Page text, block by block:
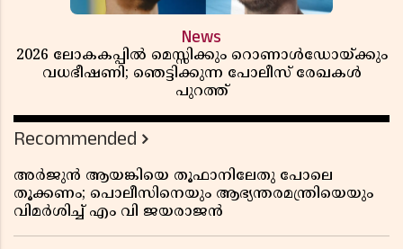
News
2026 ലോകകപ്പിൽ മെസ്സിക്കും റൊണാൾഡോയ്ക്കും
വധഭീഷണി; ഞെട്ടിക്കുന്ന പോലീസ് രേഖകൾ
പുറത്ത്
Recommended
അർജുൻ ആയങ്കിയെ തൂഫാനിലേതു പോലെ
തൂക്കണം; പൊലീസിനെയും ആഭ്യന്തരമന്ത്രിയെയും
വിമർശിച്ച് എം വി ജയരാജൻ